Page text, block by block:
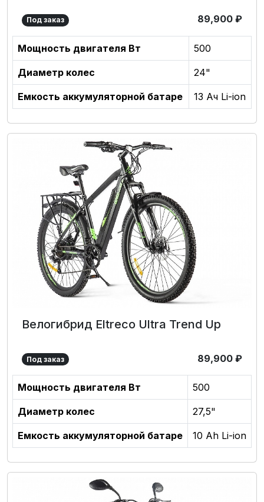
Под заказ 89,900 ₽
Мощность двигателя Вт 500
Диаметр колес 24"
Емкость аккумуляторной батаре 13 Ач Li-ion
Велогибрид Eltreco Ultra Trend Up
Под заказ 89,900 ₽
Мощность двигателя Вт 500
Диаметр колес 27,5"
Емкость аккумуляторной батаре 10 Ah Li-ion